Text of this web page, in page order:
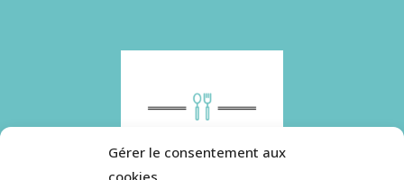
Gérer le consentement aux
cookies